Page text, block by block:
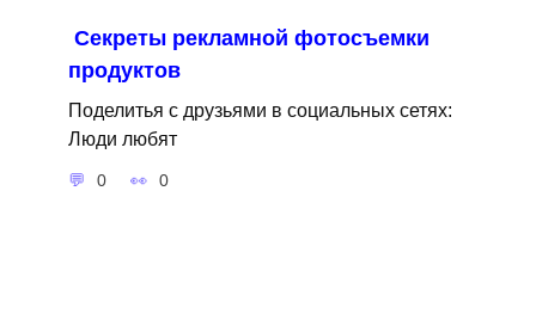
Секреты рекламной фотосъемки
продуктов
Поделитья с друзьями в социальных сетях:
Люди любят
0 0